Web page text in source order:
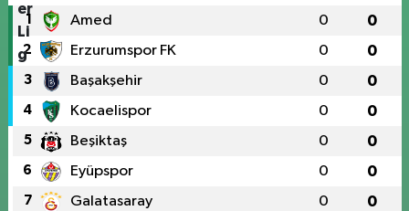
1 Amed 0 0
2 Erzurumspor FK 0 0
3 Başakşehir 0 0
4 Kocaelispor 0 0
5 Beşiktaş 0 0
6 Eyüpspor 0 0
7 Galatasaray 0 0